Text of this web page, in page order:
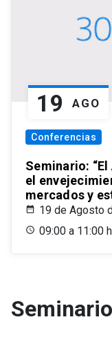
19 AGO
Conferencias
Seminario:
el
mercados y
19 de Agosto
09:00 a 11:00